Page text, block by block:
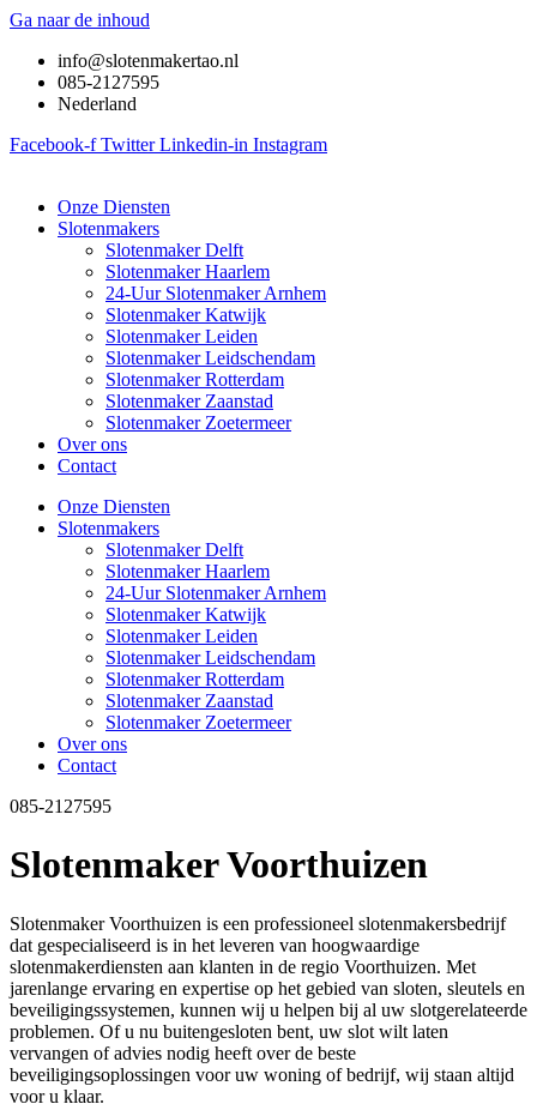
Ga naar de inhoud
info@slotenmakertao.nl
085-2127595
Nederland
Facebook-f Twitter Linkedin-in Instagram
Onze Diensten
Slotenmakers
Slotenmaker Delft
Slotenmaker Haarlem
24-Uur Slotenmaker Arnhem
Slotenmaker Katwijk
Slotenmaker Leiden
Slotenmaker Leidschendam
Slotenmaker Rotterdam
Slotenmaker Zaanstad
Slotenmaker Zoetermeer
Over ons
Contact
Onze Diensten
Slotenmakers
Slotenmaker Delft
Slotenmaker Haarlem
24-Uur Slotenmaker Arnhem
Slotenmaker Katwijk
Slotenmaker Leiden
Slotenmaker Leidschendam
Slotenmaker Rotterdam
Slotenmaker Zaanstad
Slotenmaker Zoetermeer
Over ons
Contact
085-2127595
Slotenmaker Voorthuizen
Slotenmaker Voorthuizen is een professioneel slotenmakersbedrijf
dat gespecialiseerd is in het leveren van hoogwaardige
slotenmakerdiensten aan klanten in de regio Voorthuizen. Met
jarenlange ervaring en expertise op het gebied van sloten, sleutels en
beveiligingssystemen, kunnen wij u helpen bij al uw slotgerelateerde
problemen. Of u nu buitengesloten bent, uw slot wilt laten
vervangen of advies nodig heeft over de beste
beveiligingsoplossingen voor uw woning of bedrijf, wij staan altijd
voor u klaar.